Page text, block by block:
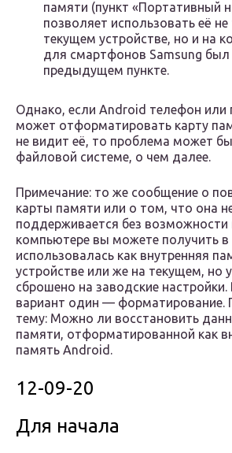
памяти (пункт «Портативный
позволяет использовать её не
текущем устройстве, но и на
для смартфонов Samsung был
предыдущем пункте.
Однако, если Android телефон или
может отформатировать карту
не видит её, то проблема может
файловой системе, о чем далее.
Примечание: то же сообщение о
карты памяти или о том, что она
поддерживается без возможности
компьютере вы можете получить в
использовалась как внутренняя
устройстве или же на текущем, но
сброшено на заводские
вариант один — форматирование.
тему: Можно ли восстановить
памяти, отформатированной как
память Android.
12-09-20
Для начала